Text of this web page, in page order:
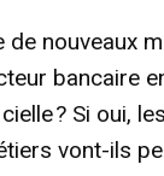
de nouveaux
bancaire
? Si oui,
vont-ils